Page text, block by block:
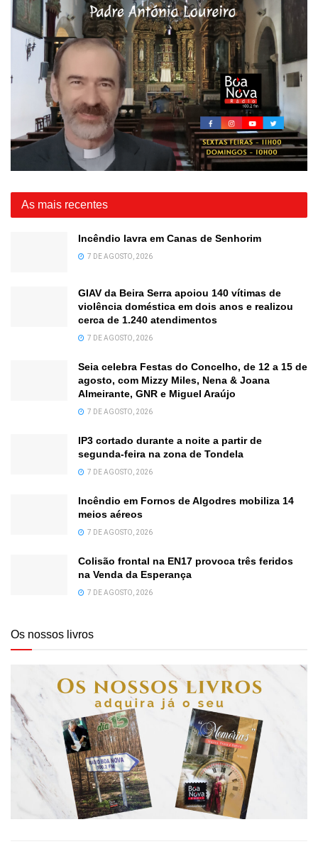
As mais recentes
Incêndio lavra em Canas de Senhorim
7 DE AGOSTO, 2026
GIAV da Beira Serra apoiou 140 vítimas de
violência doméstica em dois anos e realizou
cerca de 1.240 atendimentos
7 DE AGOSTO, 2026
Seia celebra Festas do Concelho, de 12 a 15 de
agosto, com Mizzy Miles, Nena & Joana
Almeirante, GNR e Miguel Araújo
7 DE AGOSTO, 2026
IP3 cortado durante a noite a partir de
segunda-feira na zona de Tondela
7 DE AGOSTO, 2026
Incêndio em Fornos de Algodres mobiliza 14
meios aéreos
7 DE AGOSTO, 2026
Colisão frontal na EN17 provoca três feridos
na Venda da Esperança
7 DE AGOSTO, 2026
Os nossos livros